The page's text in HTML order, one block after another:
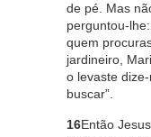
de pé. Mas
perguntou-
quem
jardineiro,
o levaste
buscar”.
16Então